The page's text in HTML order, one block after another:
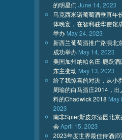
的明星们 June 14, 2023
马克西米诺葡萄酒垂直年
体晚宴，在智利驻华使馆
举办 May 24, 2023
新西兰葡萄酒推广路演北
成功举办 May 14, 2023
美国加州纳帕名庄-鹿跃酒
东主变动 May 13, 2023
给了我惊喜的对决，从小
周瑜的白马酒庄2014，出
料的Chadwick 2018 May
2023
南非Spier斯皮尔酒园北京
会April 15, 2023
2023年度世界最佳侍酒师